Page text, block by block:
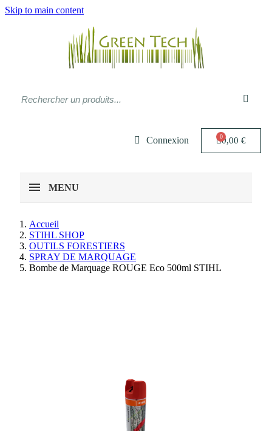
Skip to main content
Connexion 0,00 €
MENU
Accueil
STIHL SHOP
OUTILS FORESTIERS
SPRAY DE MARQUAGE
Bombe de Marquage ROUGE Eco 500ml STIHL